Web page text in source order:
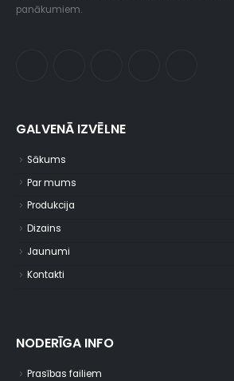
panākumiem.
GALVENĀ IZVĒLNE
Sākums
Par mums
Produkcija
Dizains
Jaunumi
Kontakti
NODERĪGA INFO
Prasības failiem